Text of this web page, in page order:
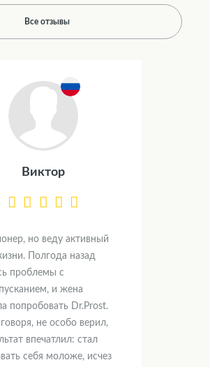
Все отзывы
Виктор
но веду активный
Полгода назад
проблемы с
и жена
попробовать Dr.Prost.
не особо верил,
впечатлил: стал
себя моложе, исчез